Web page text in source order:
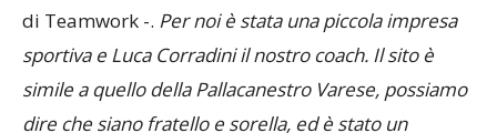
di Teamwork -. Per noi è stata una piccola impresa
sportiva e Luca Corradini il nostro coach. Il sito è
simile a quello della Pallacanestro Varese, possiamo
dire che siano fratello e sorella, ed è stato un